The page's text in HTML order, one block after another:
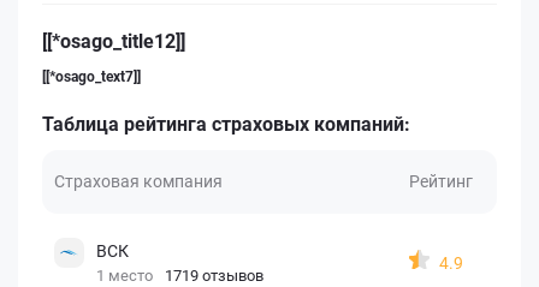
[[*osago_title12]]
[[*osago_text7]]
Таблица рейтинга страховых компаний:
Страховая компания Рейтинг
ВСК
1 место 1719 отзывов
4.9